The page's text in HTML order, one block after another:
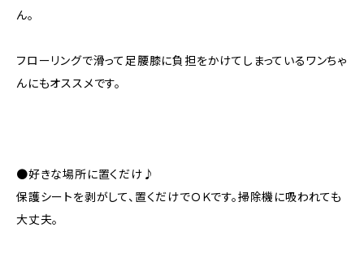
ん。
フローリングで滑って足腰膝に負担をかけてしまっているワンちゃ
んにもオススメです。
●好きな場所に置くだけ♪
保護シートを剥がして、置くだけでＯＫです。掃除機に吸われても
大丈夫。